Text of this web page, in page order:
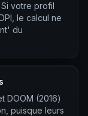
votre profil
le calcul ne
du
DOOM (2016)
puisque leurs